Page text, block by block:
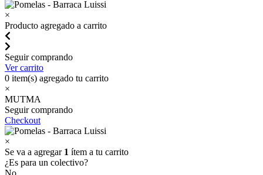
×
Producto agregado a carrito
Seguir comprando
Ver carrito
0 item(s) agregado tu carrito
×
MUTMA
Seguir comprando
Checkout
×
Se va a agregar 1 ítem a tu carrito
¿Es para un colectivo?